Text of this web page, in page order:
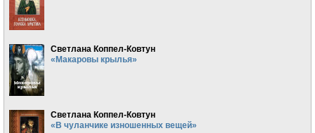
Светлана Коппел-Ковтун
«Макаровы крылья»
Светлана Коппел-Ковтун
«В чуланчике изношенных вещей»